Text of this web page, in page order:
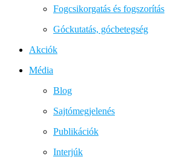
Fogcsikorgatás és fogszorítás
Góckutatás, gócbetegség
Akciók
Média
Blog
Sajtómegjelenés
Publikációk
Interjúk